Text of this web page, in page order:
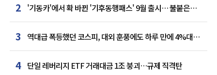
2 '기동카'에서 확 바뀐 '기후동행패스' 9월 출시… 불붙은
카드사 경쟁
3
역대급 폭등했던 코스피, 대외 훈풍에도 하루 만에 4%대
급락
4 단일 레버리지 ETF 거래대금 1조 붕괴…규제 직격탄